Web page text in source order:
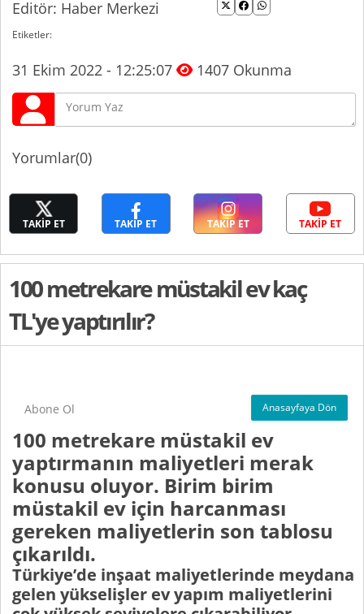
Editör: Haber Merkezi
Etiketler:
31 Ekim 2022 - 12:25:07 1407 Okunma
Yorumlar(0)
TAKİP ET TAKİP ET TAKİP ET TAKİP ET
100 metrekare müstakil ev kaç
TL'ye yaptırılır?
Abone Ol Anasayfaya Dön
100 metrekare müstakil ev
yaptırmanın maliyetleri merak
konusu oluyor. Birim birim
müstakil ev için harcanması
gereken maliyetlerin son tablosu
çıkarıldı.
Türkiye’de inşaat maliyetlerinde meydana
gelen yükselişler ev yapım maliyetlerini